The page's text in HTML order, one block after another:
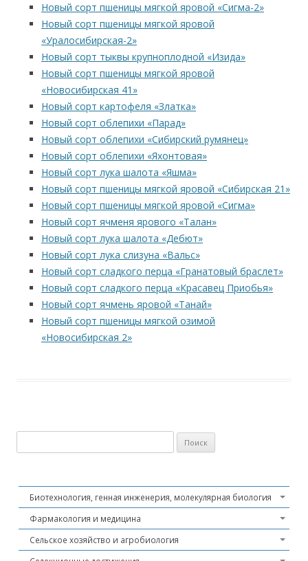
Новый сорт пшеницы мягкой яровой «Сигма-2»
Новый сорт пшеницы мягкой яровой
«Уралосибирская-2»
Новый сорт тыквы крупноплодной «Изида»
Новый сорт пшеницы мягкой яровой
«Новосибирская 41»
Новый сорт картофеля «Златка»
Новый сорт облепихи «Парад»
Новый сорт облепихи «Сибирский румянец»
Новый сорт облепихи «Яхонтовая»
Новый сорт лука шалота «Яшма»
Новый сорт пшеницы мягкой яровой «Сибирская 21»
Новый сорт пшеницы мягкой яровой «Сигма»
Новый сорт ячменя ярового «Талан»
Новый сорт лука шалота «Дебют»
Новый сорт лука слизуна «Вальс»
Новый сорт сладкого перца «Гранатовый браслет»
Новый сорт сладкого перца «Красавец Приобья»
Новый сорт ячмень яровой «Танай»
Новый сорт пшеницы мягкой озимой
«Новосибирская 2»
Биотехнология, генная инженерия, молекулярная биология
Фармакология и медицина
Сельское хозяйство и агробиология